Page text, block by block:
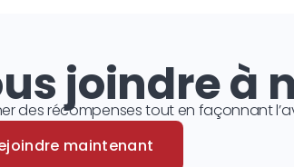
joindre à
des récompenses tout en façonnant
maintenant